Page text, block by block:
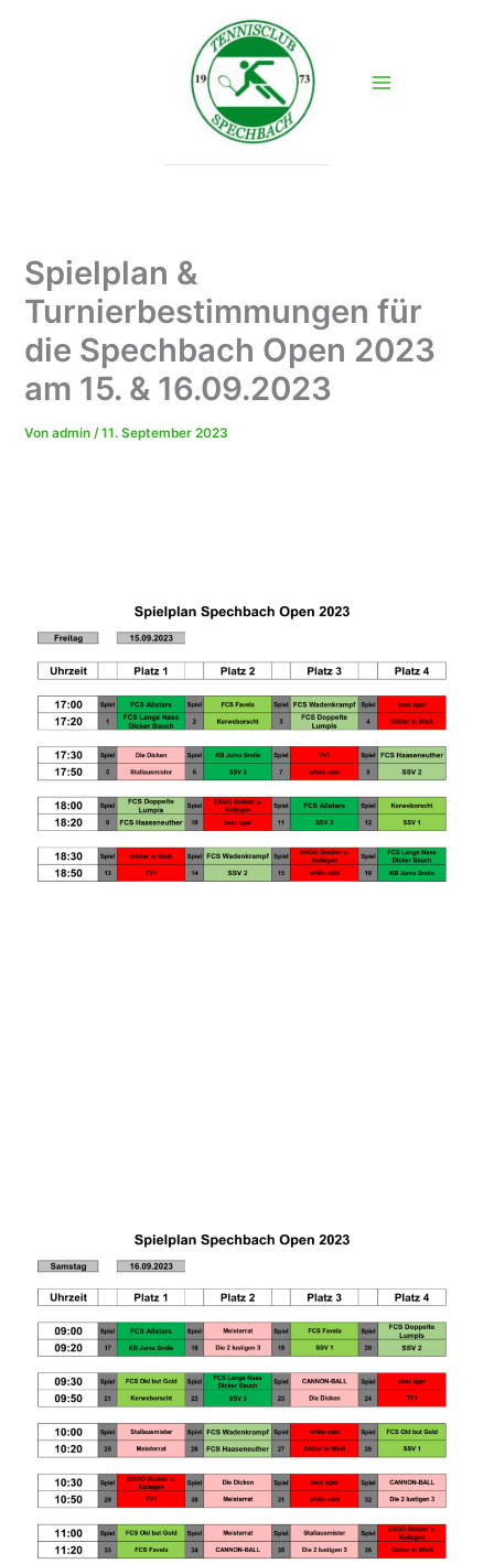
Spielplan &
Turnierbestimmungen für
die Spechbach Open 2023
am 15. & 16.09.2023
Vonadmin/11. September 2023